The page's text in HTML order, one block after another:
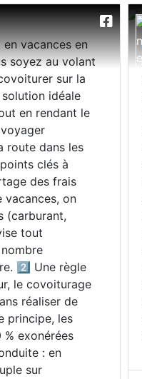
vacances en
soyez au volant
sur la
idéale
en rendant le
route dans les
clés à
des frais
vacances, on
(carburant,
tout
2️⃣ Une règle
le covoiturage
réaliser de
principe, les
% exonérées
: en
sur